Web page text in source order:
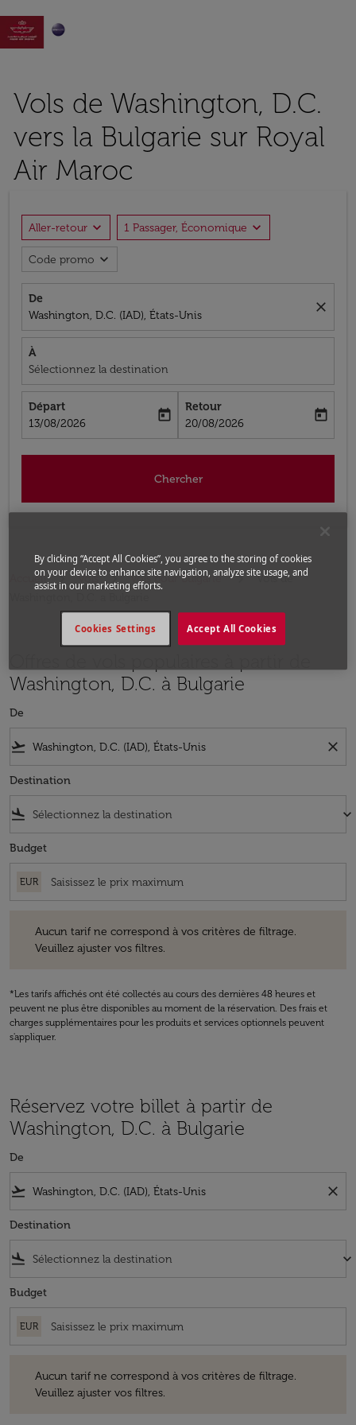

Vols de Washington, D.C.
vers la Bulgarie sur Royal
Air Maroc
Aller-retour expand_more 1 Passager, Économique expand_more
Code promo expand_more
De
Washington, D.C. (IAD), États-Unis
close
À
Sélectionnez la destination
Départ
fc-booking-departure-date-aria-label
13/08/2026
today
Retour
fc-booking-return-date-aria-label
20/08/2026
today
Chercher
Accueil Vols Vols pour Bulgarie
Vols de
Washington, D.C. à Bulgarie
De
flight_takeoff close
Destination
flight_land keyboard_arrow_down
Budget
EUR
Aucun tarif ne correspond à vos critères de filtrage.
Veuillez ajuster vos filtres.
*Les tarifs affichés ont été collectés au cours des dernières 48 heures et
peuvent ne plus être disponibles au moment de la réservation. Des frais et
charges supplémentaires pour les produits et services optionnels peuvent
s'appliquer.
Réservez votre billet à partir de
Washington, D.C. à Bulgarie
De
flight_takeoff close
Destination
flight_land keyboard_arrow_down
Budget
EUR
Aucun tarif ne correspond à vos critères de filtrage.
Veuillez ajuster vos filtres.
By clicking “Accept All Cookies”, you agree to the storing of cookies
on your device to enhance site navigation, analyze site usage, and
assist in our marketing efforts.
Accept All Cookies
Cookies Settings